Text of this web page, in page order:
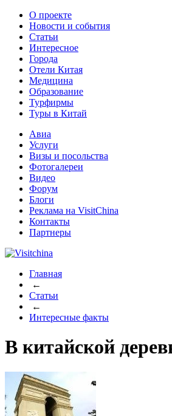
О проекте
Новости и события
Статьи
Интересное
Города
Отели Китая
Медицина
Образование
Турфирмы
Туры в Китай
Авиа
Услуги
Визы и посольства
Фотогалереи
Видео
Форум
Блоги
Реклама на VisitChina
Контакты
Партнеры
Главная
←
Статьи
←
Интересные факты
В китайской